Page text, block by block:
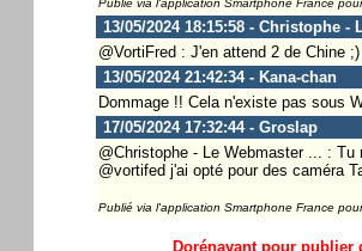
13/05/2024 18:15:58 - Christophe -
@VortiFred : J'en attend 2 de Chine ;)
13/05/2024 21:42:34 - Kana-chan
Dommage !! Cela n'existe pas sous
17/05/2024 17:32:44 - Groslap
@Christophe - Le Webmaster ... :
@vortifed j'ai opté pour des caméra
Publié via l'application Smartphone France
Dorénavant pour publier